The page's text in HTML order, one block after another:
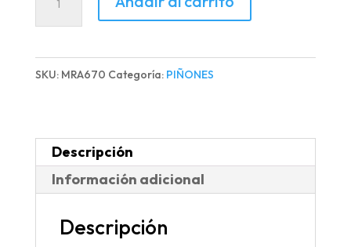
RUEDA
cantidad
SKU: MRA670 Categoría: PIÑONES
Descripción
Información adicional
Descripción